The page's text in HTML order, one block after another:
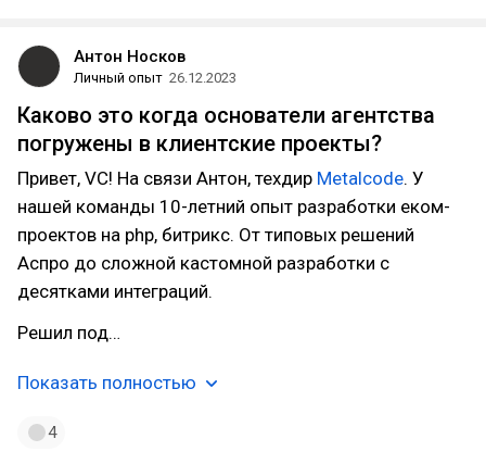
Антон Носков
Личный опыт 26.12.2023
Каково это когда основатели агентства
погружены в клиентские проекты?
Привет, VC! На связи Антон, техдир Metalcode. У
нашей команды 10-летний опыт разработки еком-
проектов на php, битрикс. От типовых решений
Аспро до сложной кастомной разработки с
десятками интеграций.
Решил под…
Показать полностью
4